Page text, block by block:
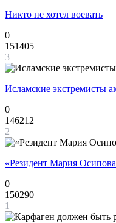
Никто не хотел воевать
0
151405
3
Исламские экстремисты
0
146212
2
«Резидент Мария
0
150290
1